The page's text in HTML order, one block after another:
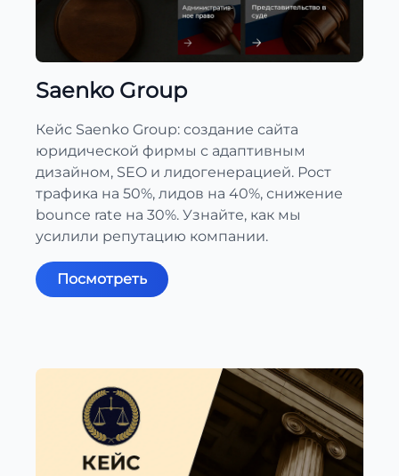
Saenko Group
Кейс Saenko Group: создание сайта
юридической фирмы с адаптивным
дизайном, SEO и лидогенерацией. Рост
трафика на 50%, лидов на 40%, снижение
bounce rate на 30%. Узнайте, как мы
усилили репутацию компании.
Посмотреть